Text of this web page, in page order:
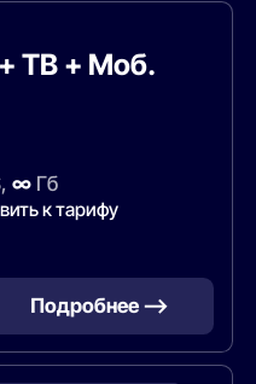
ТВ + Моб.
∞Гб
к тарифу
Подробнее —>